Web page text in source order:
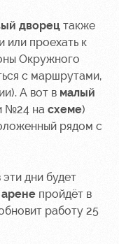
дворец также
или проехать к
Окружного
с маршрутами,
А вот в малый
№24 на схеме)
рядом с
дни будет
арене пройдёт в
работу 25